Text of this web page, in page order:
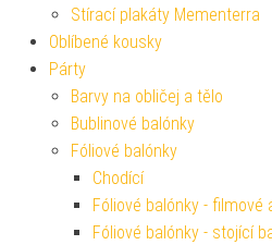
Stírací plakáty Mementerra
Oblíbené kousky
Párty
Barvy na obličej a tělo
Bublinové balónky
Fóliové balónky
Chodící
Fóliové balónky -
Fóliové balónky - stojící